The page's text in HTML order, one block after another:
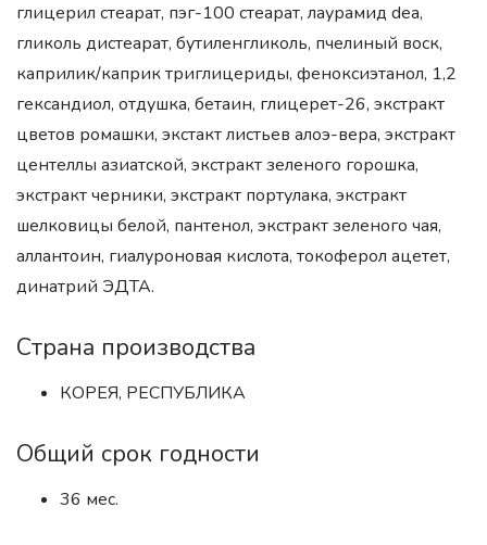
глицерил стеарат, пэг-100 стеарат, лаурамид dea,
гликоль дистеарат, бутиленгликоль, пчелиный воск,
каприлик/каприк триглицериды, феноксиэтанол, 1,2
гександиол, отдушка, бетаин, глицерет-26, экстракт
цветов ромашки, экстакт листьев алоэ-вера, экстракт
центеллы азиатской, экстракт зеленого горошка,
экстракт черники, экстракт портулака, экстракт
шелковицы белой, пантенол, экстракт зеленого чая,
аллантоин, гиалуроновая кислота, токоферол ацетет,
динатрий ЭДТА.
Страна производства
КОРЕЯ, РЕСПУБЛИКА
Общий срок годности
36 мес.